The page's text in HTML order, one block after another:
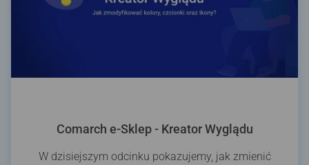
Comarch e-Sklep - Kreator Wyglądu
W dzisiejszym odcinku pokazujemy, jak zmienić